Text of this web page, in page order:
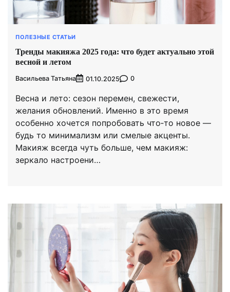
ПОЛЕЗНЫЕ СТАТЬИ
Тренды макияжа 2025 года: что будет актуально этой
весной и летом
Васильева Татьяна 01.10.2025 0
Весна и лето: сезон перемен, свежести,
желания обновлений. Именно в это время
особенно хочется попробовать что‑то новое —
будь то минимализм или смелые акценты.
Макияж всегда чуть больше, чем макияж:
зеркало настроени…